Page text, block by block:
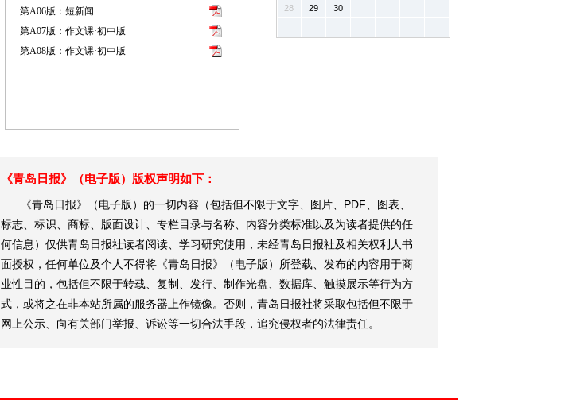
第A06版：短新闻
第A07版：作文课·初中版
第A08版：作文课·初中版
28
29 30
《青岛日报》（电子版）版权声明如下：
《青岛日报》（电子版）的一切内容（包括但不限于文字、图片、PDF、图表、
标志、标识、商标、版面设计、专栏目录与名称、内容分类标准以及为读者提供的任
何信息）仅供青岛日报社读者阅读、学习研究使用，未经青岛日报社及相关权利人书
面授权，任何单位及个人不得将《青岛日报》（电子版）所登载、发布的内容用于商
业性目的，包括但不限于转载、复制、发行、制作光盘、数据库、触摸展示等行为方
式，或将之在非本站所属的服务器上作镜像。否则，青岛日报社将采取包括但不限于
网上公示、向有关部门举报、诉讼等一切合法手段，追究侵权者的法律责任。